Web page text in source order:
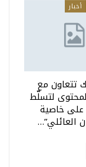
أخبار
تتعاون مع
لتسلّط
على خاصية
العائلي”…